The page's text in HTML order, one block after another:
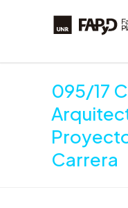
095/17
Carrera